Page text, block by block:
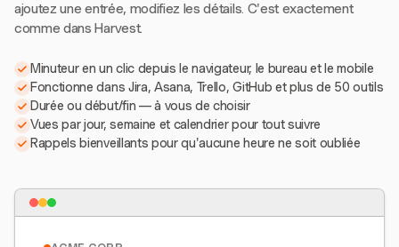
ajoutez une entrée, modifiez les détails. C'est exactement
comme dans Harvest.
Minuteur en un clic depuis le navigateur, le bureau et le mobile
Fonctionne dans Jira, Asana, Trello, GitHub et plus de 50 outils
Durée ou début/fin — à vous de choisir
Vues par jour, semaine et calendrier pour tout suivre
Rappels bienveillants pour qu'aucune heure ne soit oubliée